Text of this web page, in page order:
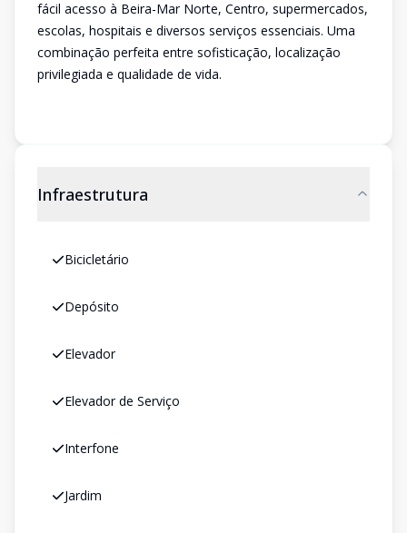
fácil acesso à Beira-Mar Norte, Centro, supermercados,
escolas, hospitais e diversos serviços essenciais. Uma
combinação perfeita entre sofisticação, localização
privilegiada e qualidade de vida.
Infraestrutura
Bicicletário
Depósito
Elevador
Elevador de Serviço
Interfone
Jardim